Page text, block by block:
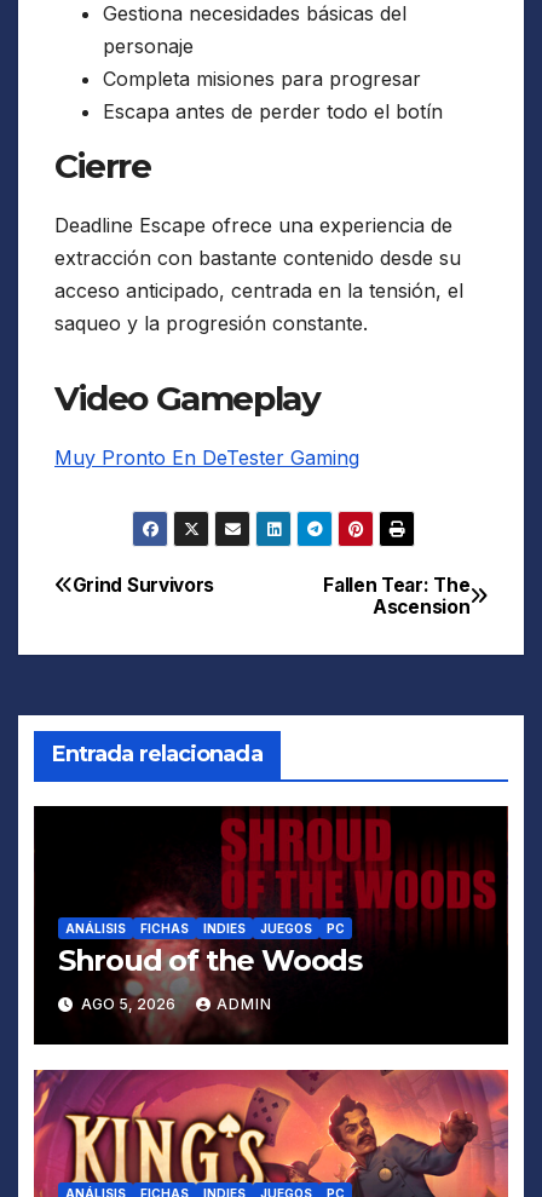
Gestiona necesidades básicas del
personaje
Completa misiones para progresar
Escapa antes de perder todo el botín
Cierre
Deadline Escape ofrece una experiencia de
extracción con bastante contenido desde su
acceso anticipado, centrada en la tensión, el
saqueo y la progresión constante.
Video Gameplay
Muy Pronto En DeTester Gaming
Navegación
de
Fallen Tear: The
Ascension
Grind Survivors
Entrada relacionada
ANÁLISIS FICHAS INDIES JUEGOS PC
Shroud of the Woods
AGO 5, 2026 ADMIN
ANÁLISIS FICHAS INDIES JUEGOS PC